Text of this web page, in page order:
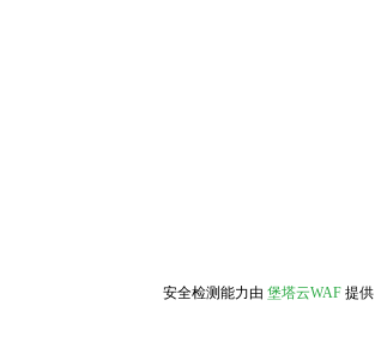
安全检测能力由 堡塔云WAF 提供